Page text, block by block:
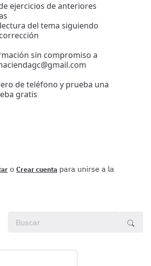
ejercicios de anteriores
del tema siguiendo
sin compromiso a
de teléfono y prueba una
gratis
o Crear cuenta para unirse a la